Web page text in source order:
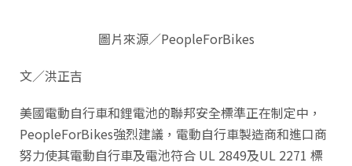
圖片來源／PeopleForBikes
文／洪正吉
美國電動自行車和鋰電池的聯邦安全標準正在制定中，
PeopleForBikes強烈建議，電動自行車製造商和進口商
努力使其電動自行車及電池符合 UL 2849及UL 2271 標